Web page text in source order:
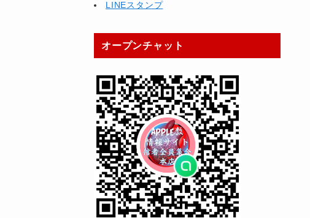
LINEスタンプ
オープンチャット